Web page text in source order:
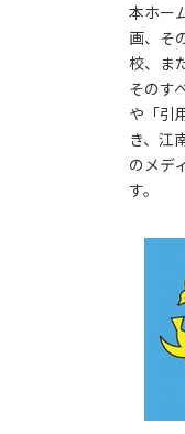
本ホー
画、そ
校、ま
そのす
や「引
き、江
のメデ
す。